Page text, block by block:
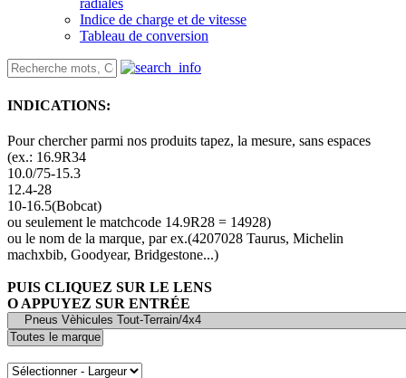
radiales
Indice de charge et de vitesse
Tableau de conversion
INDICATIONS:
Pour chercher parmi nos produits tapez, la mesure, sans espaces
(ex.: 16.9R34
10.0/75-15.3
12.4-28
10-16.5(Bobcat)
ou seulement le matchcode 14.9R28 = 14928)
ou le nom de la marque, par ex.(4207028 Taurus, Michelin
machxbib, Goodyear, Bridgestone...)
PUIS CLIQUEZ SUR LE LENS
O APPUYEZ SUR ENTRÉE